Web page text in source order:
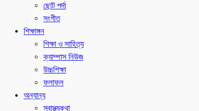
ছোট পর্দা
সংগীত
শিক্ষাঙ্গন
শিক্ষা ও সাহিত্য
ক্যাম্পাস নিউজ
উচ্চশিক্ষা
ফলাফল
অন্যান্য
স্বাস্থ্যকথা